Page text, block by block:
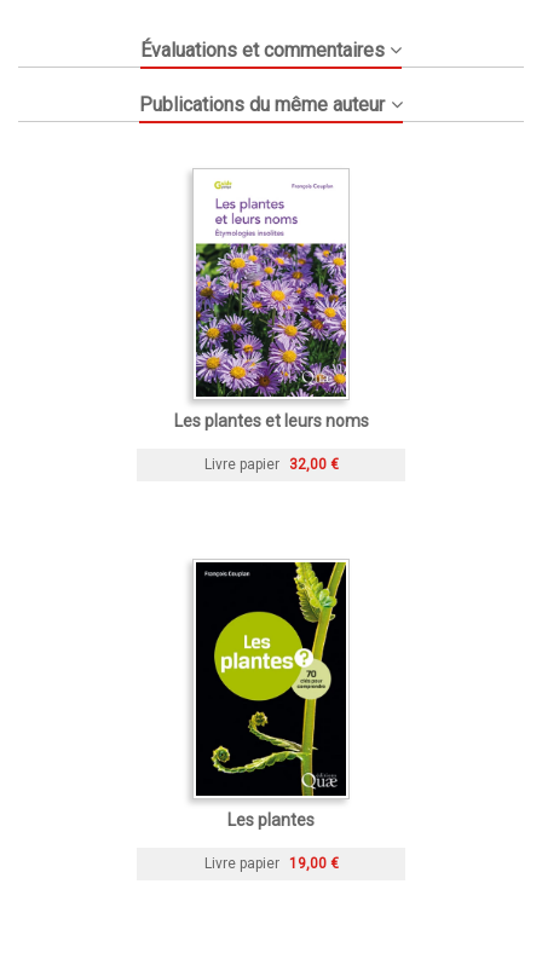
Évaluations et commentaires
Publications du même auteur
Les plantes et leurs noms
Livre papier 32,00 €
Les plantes
Livre papier 19,00 €